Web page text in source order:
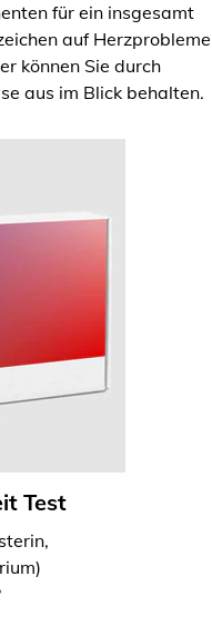
für ein insgesamt
auf Herzprobleme
können Sie durch
aus im Blick behalten.
Test